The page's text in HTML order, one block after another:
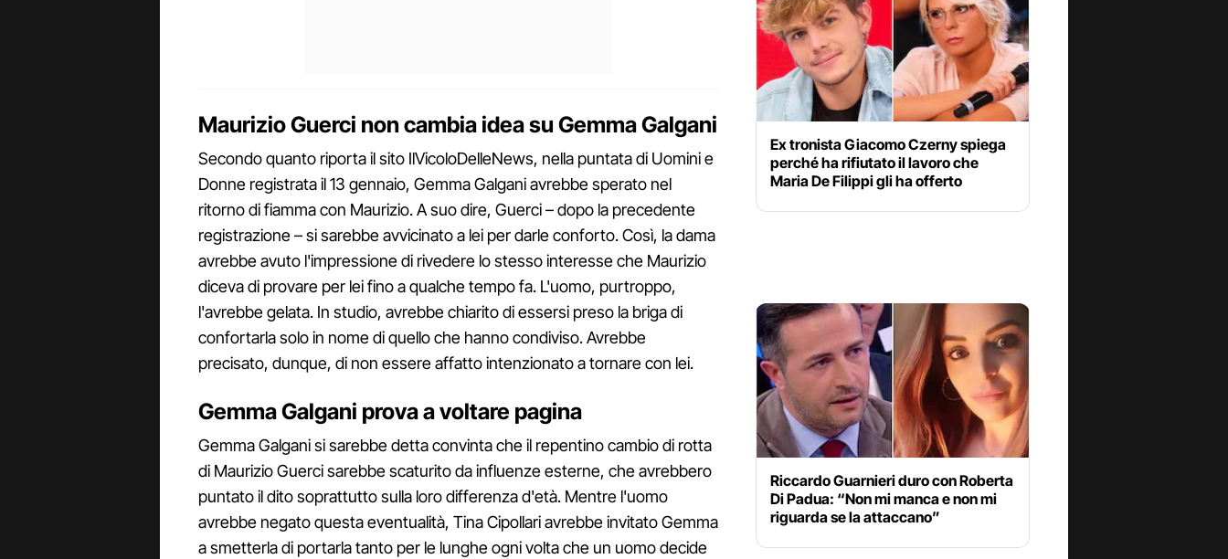
Maurizio Guerci non cambia idea su Gemma Galgani
Secondo quanto riporta il sito IlVicoloDelleNews, nella puntata di Uomini e
Donne registrata il 13 gennaio, Gemma Galgani avrebbe sperato nel
ritorno di fiamma con Maurizio. A suo dire, Guerci – dopo la precedente
registrazione – si sarebbe avvicinato a lei per darle conforto. Così, la dama
avrebbe avuto l'impressione di rivedere lo stesso interesse che Maurizio
diceva di provare per lei fino a qualche tempo fa. L'uomo, purtroppo,
l'avrebbe gelata. In studio, avrebbe chiarito di essersi preso la briga di
confortarla solo in nome di quello che hanno condiviso. Avrebbe
precisato, dunque, di non essere affatto intenzionato a tornare con lei.
Gemma Galgani prova a voltare pagina
Gemma Galgani si sarebbe detta convinta che il repentino cambio di rotta
di Maurizio Guerci sarebbe scaturito da influenze esterne, che avrebbero
puntato il dito soprattutto sulla loro differenza d'età. Mentre l'uomo
avrebbe negato questa eventualità, Tina Cipollari avrebbe invitato Gemma
a smetterla di portarla tanto per le lunghe ogni volta che un uomo decide
Ex tronista Giacomo Czerny spiega
perché ha rifiutato il lavoro che
Maria De Filippi gli ha offerto
Riccardo Guarnieri duro con Roberta
Di Padua: “Non mi manca e non mi
riguarda se la attaccano”